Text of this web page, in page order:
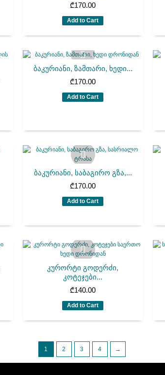
₾170.00
Add to Cart
ბაკურიანი, ზამთარი, ხედი...
₾170.00
Add to Cart
ბაკურიანი, საბაგირო გზა,...
₾170.00
Add to Cart
კურორტი გოდერძი,
კოტეჯები...
₾140.00
Add to Cart
1 2 3 4 →